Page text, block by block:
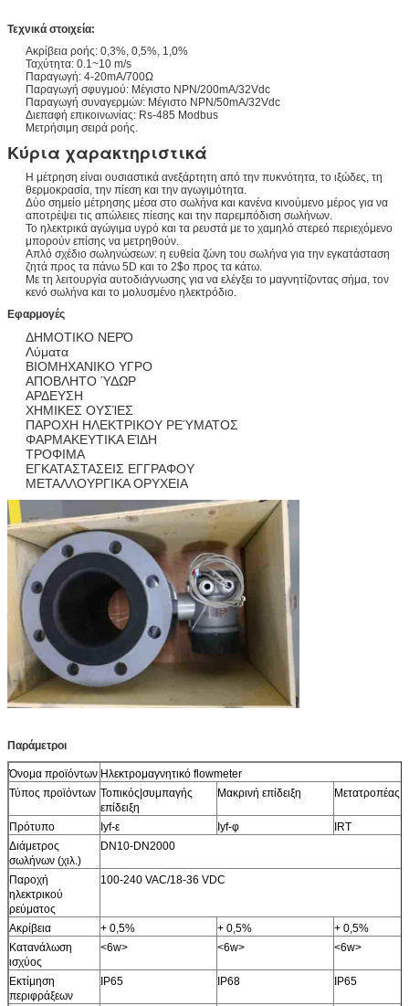
Τεχνικά στοιχεία:
Ακρίβεια ροής: 0,3%, 0,5%, 1,0%
Ταχύτητα: 0.1~10 m/s
Παραγωγή: 4-20mA/700Ω
Παραγωγή σφυγμού: Μέγιστο NPN/200mA/32Vdc
Παραγωγή συναγερμών: Μέγιστο NPN/50mA/32Vdc
Διεπαφή επικοινωνίας: Rs-485 Modbus
Μετρήσιμη σειρά ροής.
Κύρια χαρακτηριστικά
Η μέτρηση είναι ουσιαστικά ανεξάρτητη από την πυκνότητα, το ιξώδες, τη
θερμοκρασία, την πίεση και την αγωγιμότητα.
Δύο σημείο μέτρησης μέσα στο σωλήνα και κανένα κινούμενο μέρος για να
αποτρέψει τις απώλειες πίεσης και την παρεμπόδιση σωλήνων.
Το ηλεκτρικά αγώγιμα υγρό και τα ρευστά με το χαμηλό στερεό περιεχόμενο
μπορούν επίσης να μετρηθούν.
Απλό σχέδιο σωληνώσεων: η ευθεία ζώνη του σωλήνα για την εγκατάσταση
ζητά προς τα πάνω 5D και το 2$ο προς τα κάτω.
Με τη λειτουργία αυτοδιάγνωσης για να ελέγξει το μαγνητίζοντας σήμα, τον
κενό σωλήνα και το μολυσμένο ηλεκτρόδιο.
Εφαρμογές
ΔΗΜΟΤΙΚΟ ΝΕΡΌ
Λύματα
ΒΙΟΜΗΧΑΝΙΚΟ ΥΓΡΟ
ΑΠΟΒΛΗΤΟ ΎΔΩΡ
ΑΡΔΕΥΣΗ
ΧΗΜΙΚΕΣ ΟΥΣΊΕΣ
ΠΑΡΟΧΗ ΗΛΕΚΤΡΙΚΟΥ ΡΕΎΜΑΤΟΣ
ΦΑΡΜΑΚΕΥΤΙΚΑ ΕΊΔΗ
ΤΡΟΦΙΜΑ
ΕΓΚΑΤΑΣΤΑΣΕΙΣ ΕΓΓΡΑΦΟΥ
ΜΕΤΑΛΛΟΥΡΓΙΚΑ ΟΡΥΧΕΙΑ
Παράμετροι
Όνομα προϊόντων Ηλεκτρομαγνητικό flowmeter
Τύπος προϊόντων Τοπικός|συμπαγής
επίδειξη
Μακρινή επίδειξη Μετατροπέας
Πρότυπο Iyf-ε Iyf-φ
IRT
Διάμετρος
σωλήνων (χιλ.)
DN10-DN2000
Παροχή
ηλεκτρικού
ρεύματος
100-240 VAC/18-36 VDC
Ακρίβεια + 0,5% + 0,5%
+ 0,5%
Κατανάλωση
ισχύος
<6w> <6w> <6w>
Εκτίμηση
περιφράξεων
IP65 IP68 IP65